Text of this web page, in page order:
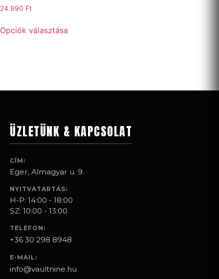
24.990 Ft
Opciók választása
ÜZLETÜNK & KAPCSOLAT
CÍM:
Eger, Almagyar u. 9.
NYITVATARTÁS:
H-P: 14:00 - 18:00
SZ: 10:00 - 13:00
TELEFON:
+36 30 298 8948
E-MAIL:
info@vaultnine.hu